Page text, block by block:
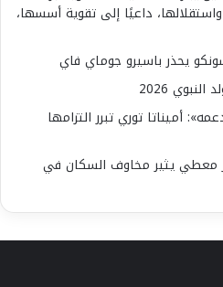
داعيًا إلى تقوية أسسها،
يحذر باسيرو جوماي فاي
2026
أميناتا توري تبرر التزامها
يثير مخاوف السكان في